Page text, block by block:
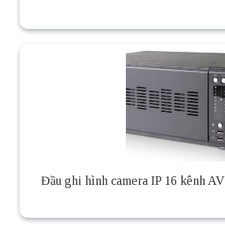
Đầu ghi hình camera IP 16 kênh